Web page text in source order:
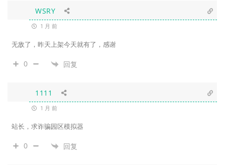
WSRY
1 月 前
无敌了，昨天上架今天就有了，感谢
0 回复
1111
1 月 前
站长，求诈骗园区模拟器
0 回复